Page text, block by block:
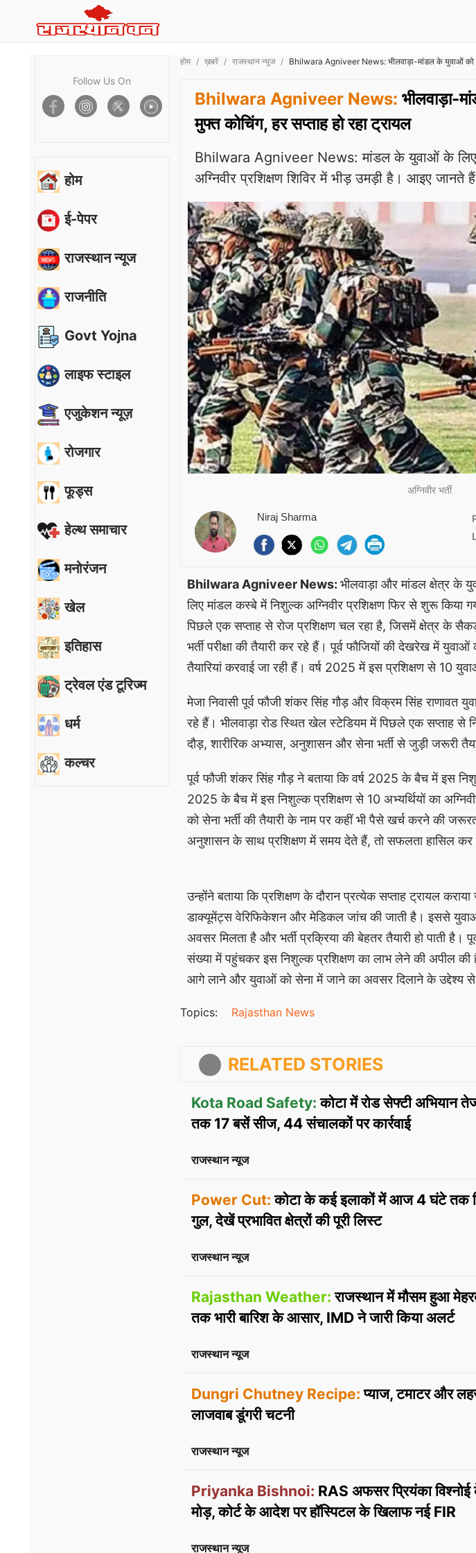
Follow Us On
होम
ई-पेपर
राजस्थान न्यूज
राजनीति
Govt Yojna
लाइफ स्टाइल
एजुकेशन न्यूज़
रोजगार
फूड्स
हेल्थ समाचार
मनोरंजन
खेल
इतिहास
ट्रेवल एंड टूरिज्म
धर्म
कल्चर
होम ख़बरें राजस्थान न्यूज Bhilwara Agniveer News: भीलवाड़ा-मांडल के युवाओं को
Bhilwara Agniveer News: भीलवाड़ा-
मुफ्त कोचिंग, हर सप्ताह हो रहा ट्रायल
Bhilwara Agniveer News: मांडल के युवाओं के
अग्निवीर प्रशिक्षण शिविर में भीड़ उमड़ी है। आइए जानते
अग्निवीर भर्ती
Niraj Sharma
Bhilwara Agniveer News: भीलवाड़ा और मांडल क्षेत्र के
लिए मांडल कस्बे में निशुल्क अग्निवीर प्रशिक्षण फिर से शुरू किया
पिछले एक सप्ताह से रोज प्रशिक्षण चल रहा है, जिसमें क्षेत्र के
भर्ती परीक्षा की तैयारी कर रहे हैं। पूर्व फौजियों की देखरेख में
तैयारियां करवाई जा रही हैं। वर्ष 2025 में इस प्रशिक्षण से 10
मेजा निवासी पूर्व फौजी शंकर सिंह गौड़ और विक्रम सिंह राणावत
रहे हैं। भीलवाड़ा रोड स्थित खेल स्टेडियम में पिछले एक सप्ताह से
दौड़, शारीरिक अभ्यास, अनुशासन और सेना भर्ती से जुड़ी जरूरी
पूर्व फौजी शंकर सिंह गौड़ ने बताया कि वर्ष 2025 के बैच में इस
2025 के बैच में इस निशुल्क प्रशिक्षण से 10 अभ्यर्थियों का
को सेना भर्ती की तैयारी के नाम पर कहीं भी पैसे खर्च करने की
अनुशासन के साथ प्रशिक्षण में समय देते हैं, तो सफलता हासिल
उन्होंने बताया कि प्रशिक्षण के दौरान प्रत्येक सप्ताह ट्रायल
डाक्यूमेंट्स वेरिफिकेशन और मेडिकल जांच की जाती है। इससे
अवसर मिलता है और भर्ती प्रक्रिया की बेहतर तैयारी हो पाती है।
संख्या में पहुंचकर इस निशुल्क प्रशिक्षण का लाभ लेने की अपील की
आगे लाने और युवाओं को सेना में जाने का अवसर दिलाने के उद्देश्य से
Topics: Rajasthan News
RELATED STORIES
Kota Road Safety: कोटा में रोड सेफ्टी अभियान
तक 17 बसें सीज, 44 संचालकों पर कार्रवाई
राजस्थान न्यूज
Power Cut: कोटा के कई इलाकों में आज 4 घंटे तक
गुल, देखें प्रभावित क्षेत्रों की पूरी लिस्ट
राजस्थान न्यूज
Rajasthan Weather: राजस्थान में मौसम हुआ
तक भारी बारिश के आसार, IMD ने जारी किया अलर्ट
राजस्थान न्यूज
Dungri Chutney Recipe: प्याज, टमाटर और
लाजवाब डूंगरी चटनी
राजस्थान न्यूज
Priyanka Bishnoi: RAS अफसर प्रियंका
मोड़, कोर्ट के आदेश पर हॉस्पिटल के खिलाफ नई FIR
राजस्थान न्यूज